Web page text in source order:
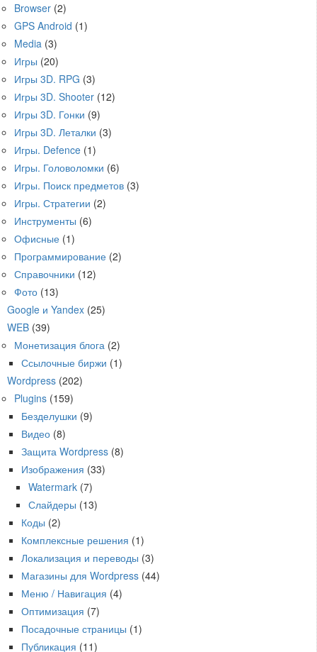
Browser (2)
GPS Android (1)
Media (3)
Игры (20)
Игры 3D. RPG (3)
Игры 3D. Shooter (12)
Игры 3D. Гонки (9)
Игры 3D. Леталки (3)
Игры. Defence (1)
Игры. Головоломки (6)
Игры. Поиск предметов (3)
Игры. Стратегии (2)
Инструменты (6)
Офисные (1)
Программирование (2)
Справочники (12)
Фото (13)
Google и Yandex (25)
WEB (39)
Монетизация блога (2)
Ссылочные биржи (1)
Wordpress (202)
Plugins (159)
Безделушки (9)
Видео (8)
Защита Wordpress (8)
Изображения (33)
Watermark (7)
Слайдеры (13)
Коды (2)
Комплексные решения (1)
Локализация и переводы (3)
Магазины для Wordpress (44)
Меню / Навигация (4)
Оптимизация (7)
Посадочные страницы (1)
Публикация (11)